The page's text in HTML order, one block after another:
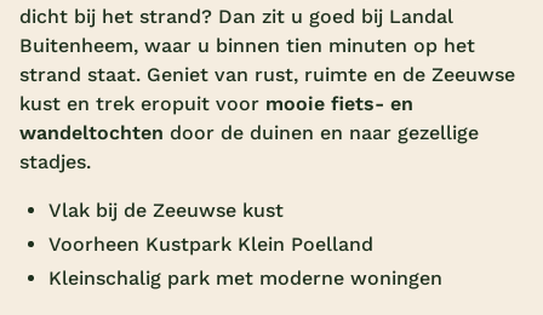
Subtropisch zwembad
Overdekt zwembad
Wildwaterbaan
Alle populaire faciliteiten
Keuzehulp
dicht bij het strand? Dan zit u goed bij Landal
Buitenheem, waar u binnen tien minuten op het
strand staat. Geniet van rust, ruimte en de Zeeuwse
kust en trek eropuit voor mooie fiets- en
wandeltochten door de duinen en naar gezellige
stadjes.
Vlak bij de Zeeuwse kust
Voorheen Kustpark Klein Poelland
Kleinschalig park met moderne woningen